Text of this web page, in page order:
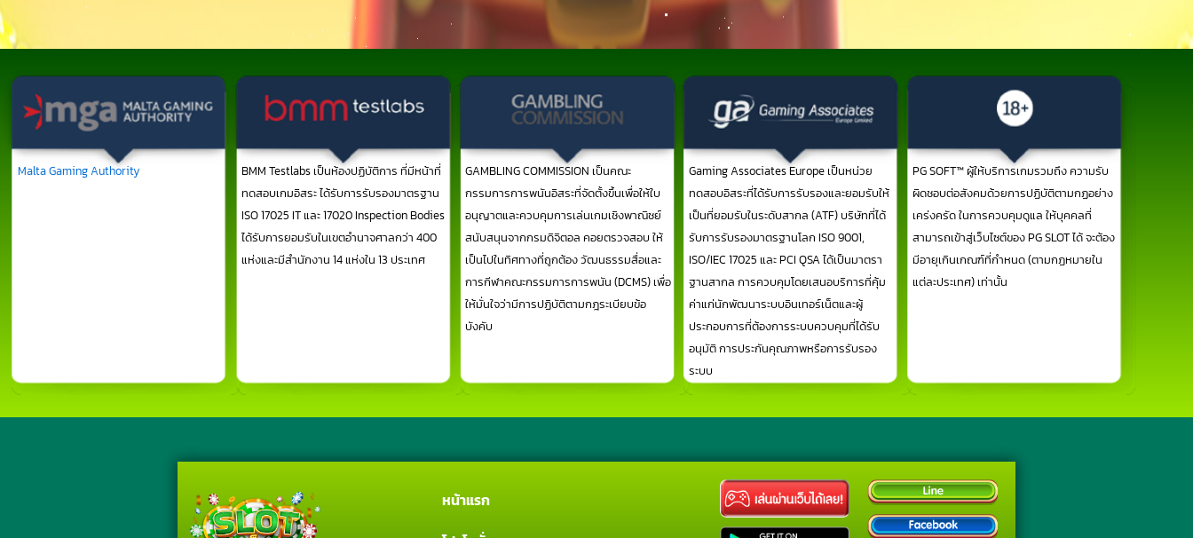
Malta Gaming Authority
BMM Testlabs เป็นห้องปฏิบัติการ ที่มีหน้าที่
ทดสอบเกมอิสระ ได้รับการรับรองมาตรฐาน
ISO 17025 IT และ 17020 Inspection Bodies
ได้รับการยอมรับในเขตอำนาจศาลกว่า 400
แห่งและมีสำนักงาน 14 แห่งใน 13 ประเทศ
GAMBLING COMMISSION เป็นคณะ
กรรมการการพนันอิสระที่จัดตั้งขึ้นเพื่อให้ใบ
อนุญาตและควบคุมการเล่นเกมเชิงพาณิชย์
สนับสนุนจากกรมดิจิตอล คอยตรวจสอบ ให้
เป็นไปในทิศทางที่ถูกต้อง วัฒนธรรมสื่อและ
การกีฬาคณะกรรมการการพนัน (DCMS) เพื่อ
ให้มั่นใจว่ามีการปฏิบัติตามกฎระเบียบข้อ
บังคับ
Gaming Associates Europe เป็นหน่วย
ทดสอบอิสระที่ได้รับการรับรองและยอมรับให้
เป็นที่ยอมรับในระดับสากล (ATF) บริษัทที่ได้
รับการรับรองมาตรฐานโลก ISO 9001,
ISO/IEC 17025 และ PCI QSA ได้เป็นมาตรา
ฐานสากล การควบคุมโดยเสนอบริการที่คุ้ม
ค่าแก่นักพัฒนาระบบอินเทอร์เน็ตและผู้
ประกอบการที่ต้องการระบบควบคุมที่ได้รับ
อนุมัติ การประกันคุณภาพหรือการรับรอง
ระบบ
PG SOFT™ ผู้ให้บริการเกมรวมถึง ความรับ
ผิดชอบต่อสังคมด้วยการปฏิบัติตามกฏอย่าง
เคร่งครัด ในการควบคุมดูแล ให้บุคคลที่
สามารถเข้าสู่เว็บไซต์ของ PG SLOT ได้ จะต้อง
มีอายุเกินเกณฑ์ที่กำหนด (ตามกฏหมายใน
แต่ละประเทศ) เท่านั้น
หน้าแรก